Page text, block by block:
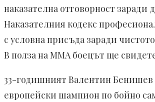
наказателна отговорност
Наказателния кодекс
с условна присъда заради
В полза на ММА боецът ще
33-годишният Валентин Бенишев
европейски шампион по бойно